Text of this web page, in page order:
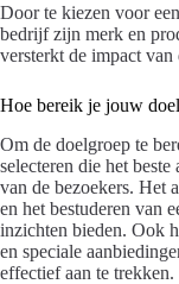
Door te kiezen voor
bedrijf zijn merk en
versterkt de impact van
Hoe bereik je jouw
Om de doelgroep te
selecteren die het
van de bezoekers. Het
en het bestuderen van
inzichten bieden. Ook
en speciale
effectief aan te trekken.